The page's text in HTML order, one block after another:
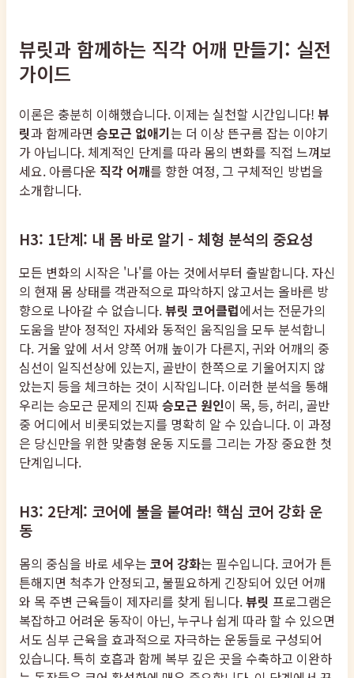
뷰릿과 함께하는 직각 어깨 만들기: 실전
가이드
이론은 충분히 이해했습니다. 이제는 실천할 시간입니다! 뷰
릿과 함께라면 승모근 없애기는 더 이상 뜬구름 잡는 이야기
가 아닙니다. 체계적인 단계를 따라 몸의 변화를 직접 느껴보
세요. 아름다운 직각 어깨를 향한 여정, 그 구체적인 방법을
소개합니다.
H3: 1단계: 내 몸 바로 알기 - 체형 분석의 중요성
모든 변화의 시작은 '나'를 아는 것에서부터 출발합니다. 자신
의 현재 몸 상태를 객관적으로 파악하지 않고서는 올바른 방
향으로 나아갈 수 없습니다.뷰릿 코어클럽에서는 전문가의
도움을 받아 정적인 자세와 동적인 움직임을 모두 분석합니
다. 거울 앞에 서서 양쪽 어깨 높이가 다른지, 귀와 어깨의 중
심선이 일직선상에 있는지, 골반이 한쪽으로 기울어지지 않
았는지 등을 체크하는 것이 시작입니다. 이러한 분석을 통해
우리는 승모근 문제의 진짜 승모근 원인이 목, 등, 허리, 골반
중 어디에서 비롯되었는지를 명확히 알 수 있습니다. 이 과정
은 당신만을 위한 맞춤형 운동 지도를 그리는 가장 중요한 첫
단계입니다.
H3: 2단계: 코어에 불을 붙여라! 핵심 코어 강화 운
동
몸의 중심을 바로 세우는 코어 강화는 필수입니다. 코어가 튼
튼해지면 척추가 안정되고, 불필요하게 긴장되어 있던 어깨
와 목 주변 근육들이 제자리를 찾게 됩니다.뷰릿 프로그램은
복잡하고 어려운 동작이 아닌, 누구나 쉽게 따라 할 수 있으면
서도 심부 근육을 효과적으로 자극하는 운동들로 구성되어
있습니다. 특히 호흡과 함께 복부 깊은 곳을 수축하고 이완하